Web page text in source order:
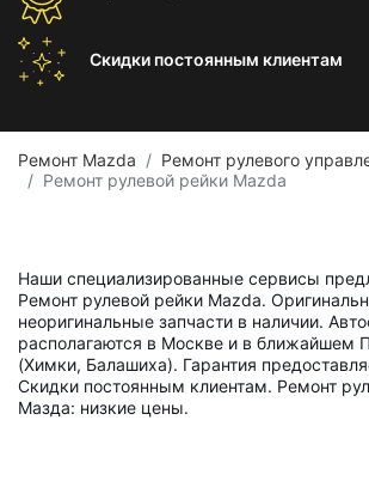
Скидки постоянным клиентам
Ремонт Mazda
Ремонт рулевого
Ремонт рулевой рейки Mazda
Наши специализированные сервисы
Ремонт рулевой рейки Mazda.
неоригинальные запчасти в наличии.
располагаются в Москве и в ближайшем
(Химки, Балашиха). Гарантия
Скидки постоянным клиентам. Ремонт
Мазда: низкие цены.